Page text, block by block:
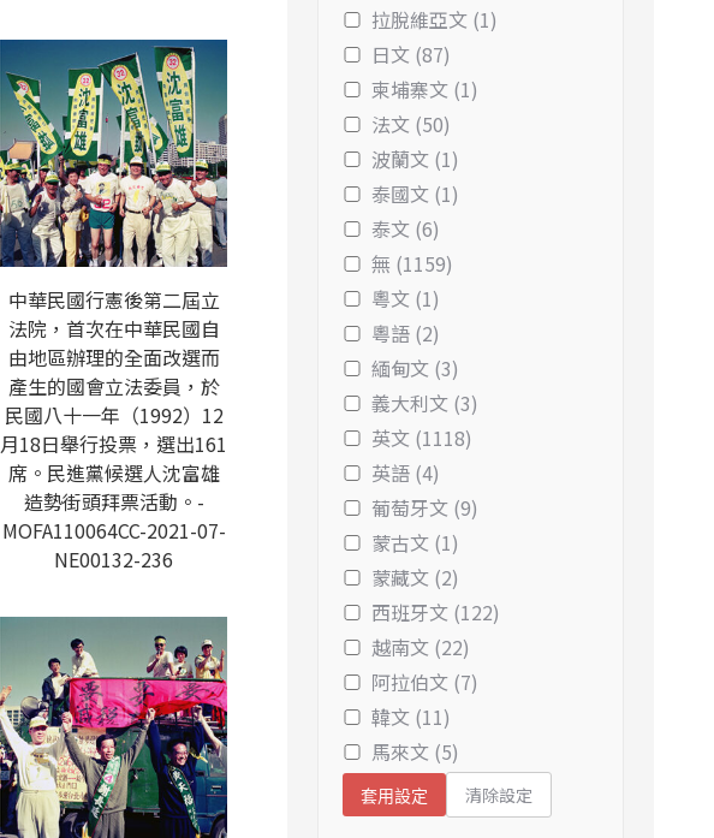
中華民國行憲後第二屆立
法院，首次在中華民國自
由地區辦理的全面改選而
產生的國會立法委員，於
民國八十一年（1992）12
月18日舉行投票，選出161
席。民進黨候選人沈富雄
造勢街頭拜票活動。-
MOFA110064CC-2021-07-
NE00132-236
拉脫維亞文 (1)
日文 (87)
柬埔寨文 (1)
法文 (50)
波蘭文 (1)
泰國文 (1)
泰文 (6)
無 (1159)
粵文 (1)
粵語 (2)
緬甸文 (3)
義大利文 (3)
英文 (1118)
英語 (4)
葡萄牙文 (9)
蒙古文 (1)
蒙藏文 (2)
西班牙文 (122)
越南文 (22)
阿拉伯文 (7)
韓文 (11)
馬來文 (5)
套用設定 清除設定